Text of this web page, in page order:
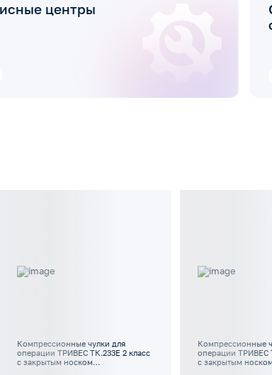
центры
Компрессионные чулки для
операции ТРИВЕС ТК.233Е 2 класс
с закрытым носком
Компрессионные
операции ТРИВЕС
с закрытым носком